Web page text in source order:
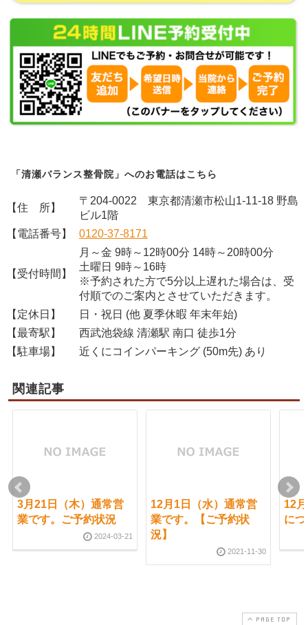
「清瀬バランス整骨院」へのお電話はこちら
【住 所】
〒204-0022 東京都清瀬市松山1-11-18 野島
ビル1階
【電話番号】
0120-37-8171
【受付時間】
月～金 9時～12時00分 14時～20時00分
土曜日 9時～16時
※予約された方で5分以上遅れた場合は、受
付順でのご案内とさせていただきます。
【定休日】
日・祝日 (他 夏季休暇 年末年始)
【最寄駅】
西武池袋線 清瀬駅 南口 徒歩1分
【駐車場】
近くにコインパーキング (50m先) あり
関連記事
3月21日（木）通常営
業です。ご予約状況
2024-03-21
12月1日（水）通常営
業です。【ご予約状
況】
2021-11-30
12
に
PAGE TOP